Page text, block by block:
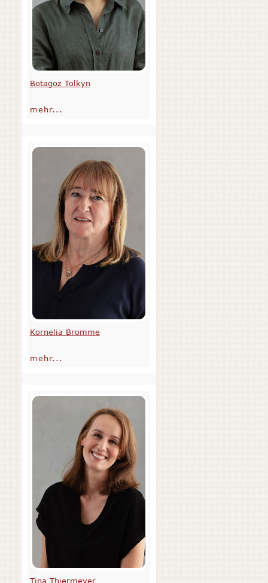
Botagoz Tolkyn
mehr...
Kornelia Bromme
mehr...
Tina Thiermeyer